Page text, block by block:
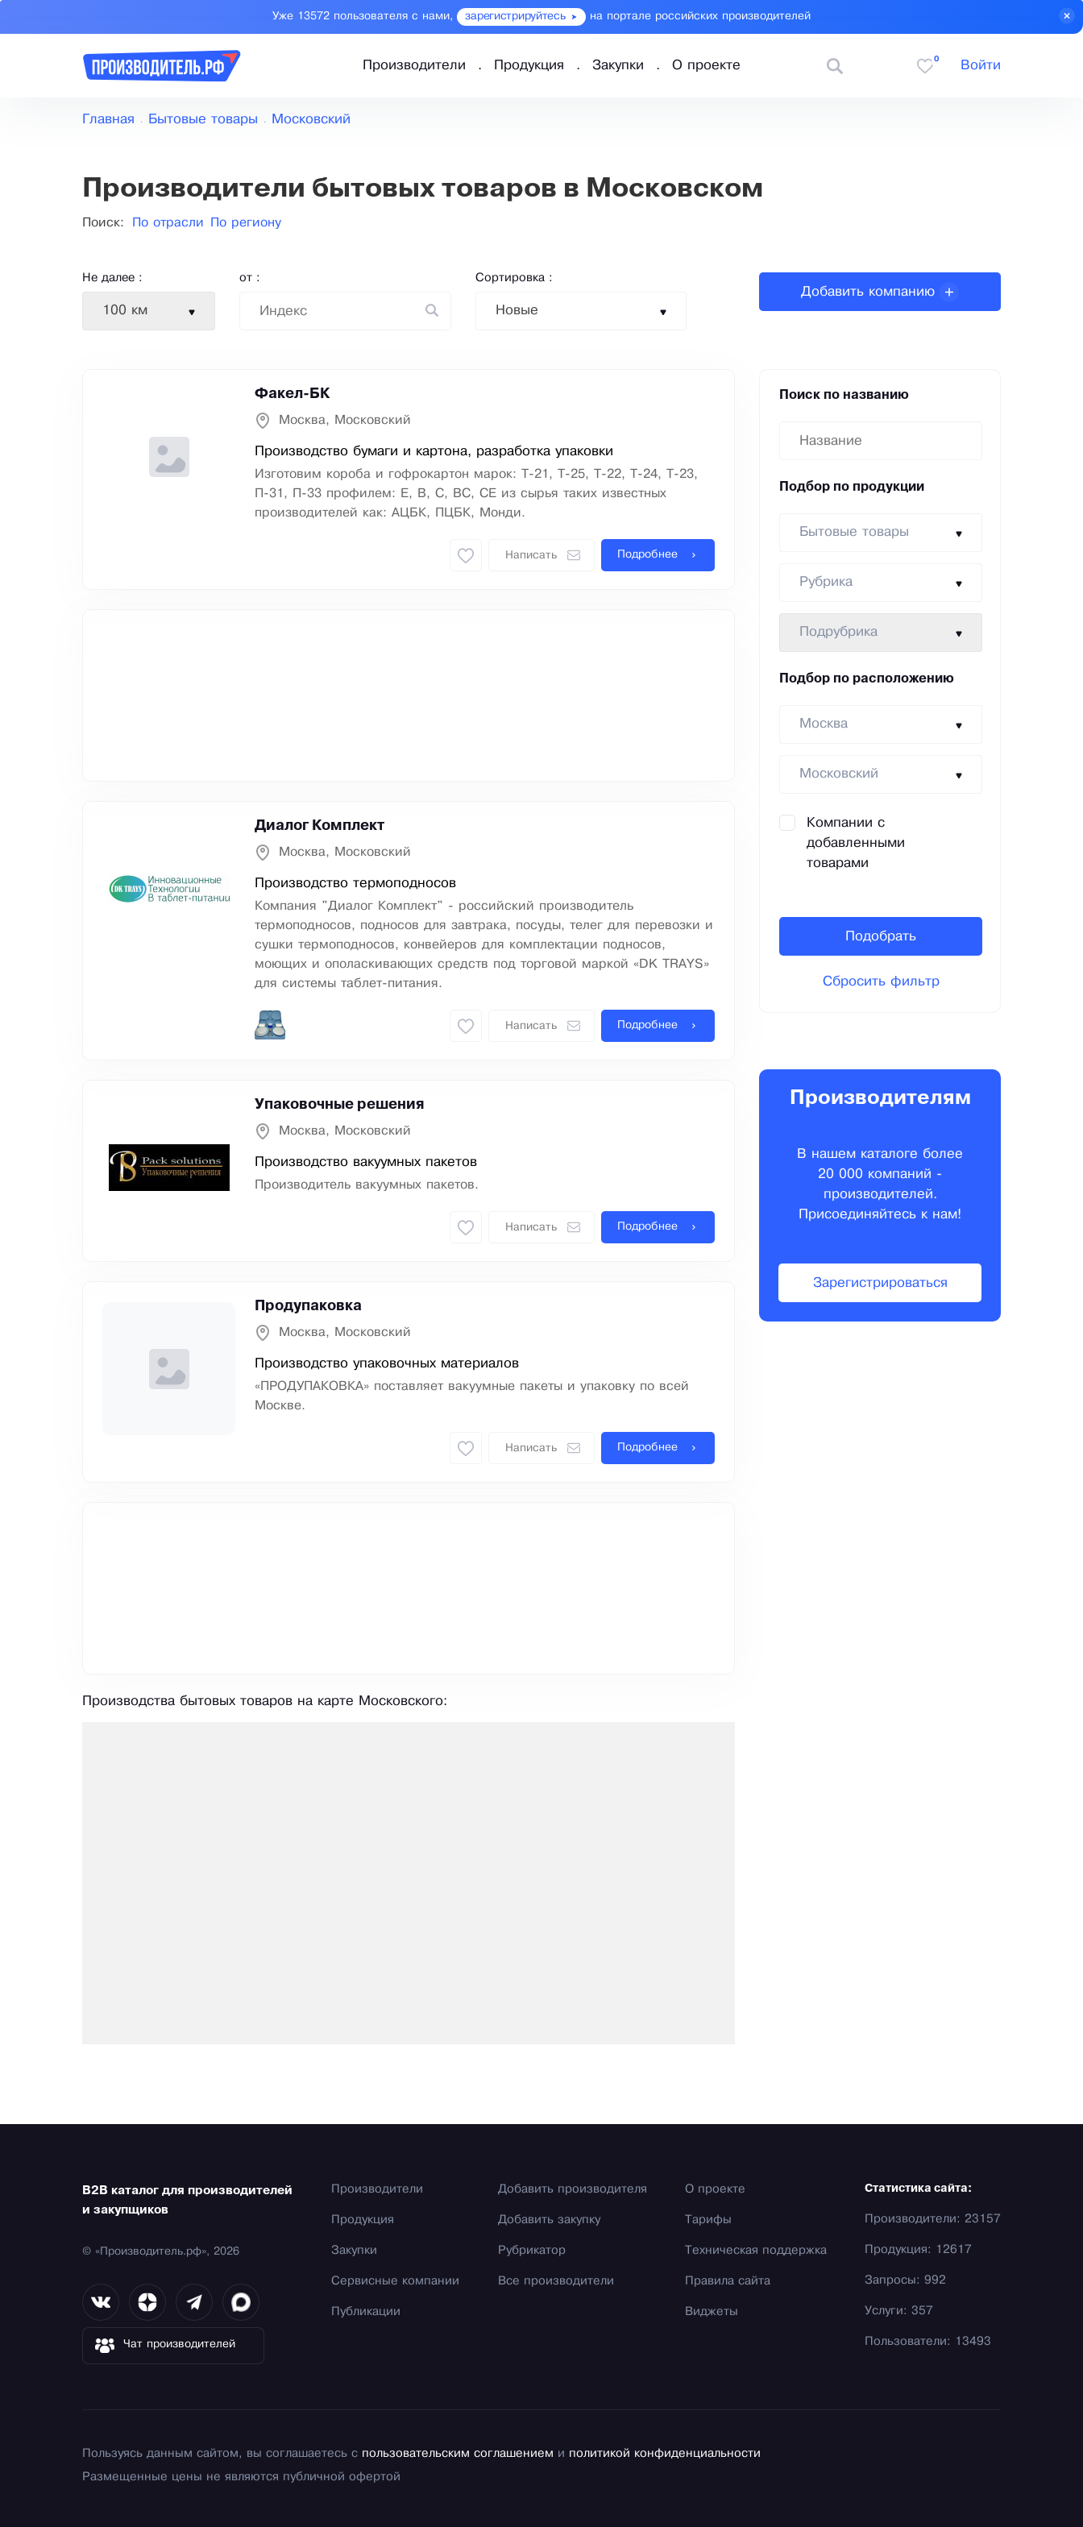
Уже 13572 пользователя с нами, зарегистрируйтесь на портале российских производителей
Производители Продукция Закупки О проекте
0
Войти
Главная Бытовые товары Московский
Производители бытовых товаров в Московском
Поиск: По отрасли По региону
Не далее :
100 км
от : Сортировка :
Новые
Добавить компанию
Факел-БК
Москва, Московский
Производство бумаги и картона, разработка упаковки
Изготовим короба и гофрокартон марок: Т-21, Т-25, Т-22, Т-24, Т-23,
П-31, П-33 профилем: Е, В, С, ВС, СЕ из сырья таких известных
производителей как: АЦБК, ПЦБК, Монди.
Написать Подробнее
Диалог Комплект
Москва, Московский
Производство термоподносов
Компания "Диалог Комплект" - российский производитель
термоподносов, подносов для завтрака, посуды, телег для перевозки и
сушки термоподносов, конвейеров для комплектации подносов,
моющих и ополаскивающих средств под торговой маркой «DK TRAYS»
для системы таблет-питания.
Написать Подробнее
Упаковочные решения
Москва, Московский
Производство вакуумных пакетов
Производитель вакуумных пакетов.
Написать Подробнее
Продупаковка
Москва, Московский
Производство упаковочных материалов
«ПРОДУПАКОВКА» поставляет вакуумные пакеты и упаковку по всей
Москве.
Написать Подробнее
Производства бытовых товаров на карте Московского:
Поиск по названию
Подбор по продукции
Бытовые товары
Рубрика
Подрубрика
Подбор по расположению
Москва
Московский
Компании с
добавленными
товарами
Подобрать
Сбросить фильтр
Производителям
В нашем каталоге более
20 000 компаний -
производителей.
Присоединяйтесь к нам!
Зарегистрироваться
B2B каталог для производителей
и закупщиков
© «Производитель.рф», 2026
Чат производителей
Производители
Продукция
Закупки
Сервисные компании
Публикации
Добавить производителя
Добавить закупку
Рубрикатор
Все производители
О проекте
Тарифы
Техническая поддержка
Правила сайта
Виджеты
Статистика сайта:
Производители: 23157
Продукция: 12617
Запросы: 992
Услуги: 357
Пользователи: 13493
Пользуясь данным сайтом, вы соглашаетесь с пользовательским соглашением и политикой конфиденциальности
Размещенные цены не являются публичной офертой